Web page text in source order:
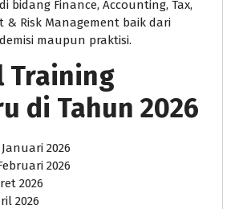
bidang Finance, Accounting, Tax,
& Risk Management baik dari
maupun praktisi.
Training
di Tahun 2026
2026
2026
2026
2026